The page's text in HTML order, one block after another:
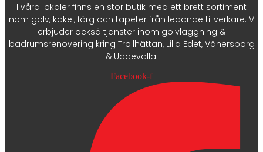
I våra lokaler finns en stor butik med ett brett sortiment
inom golv, kakel, färg och tapeter från ledande tillverkare. Vi
erbjuder också tjänster inom golvläggning &
badrumsrenovering kring Trollhättan, Lilla Edet, Vänersborg
& Uddevalla.
Facebook-f